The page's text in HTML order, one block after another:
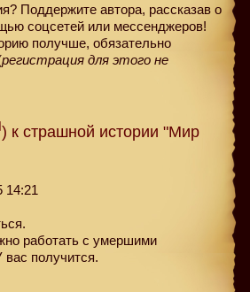
Поддержите автора, рассказав о
соцсетей или мессенджеров!
получше, обязательно
регистрация для этого не
) к страшной истории "Мир
14:21
работать с умершими
получится.